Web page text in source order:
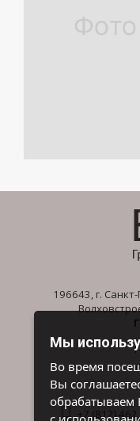
196643, г.
+7 (812)
Мы
Во время
Вы